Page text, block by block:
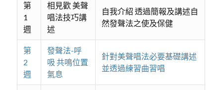
第
1
週
相見歡 美聲
唱法技巧講
述
自我介紹 透過簡報及講述自
然發聲法之使及保健
第
2
週
發聲法-呼
吸 共鳴位置
氣息
針對美聲唱法必要基礎講述
並透過練習曲習唱